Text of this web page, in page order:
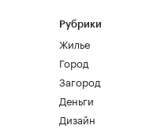
Рубрики
Жилье
Город
Загород
Деньги
Дизайн